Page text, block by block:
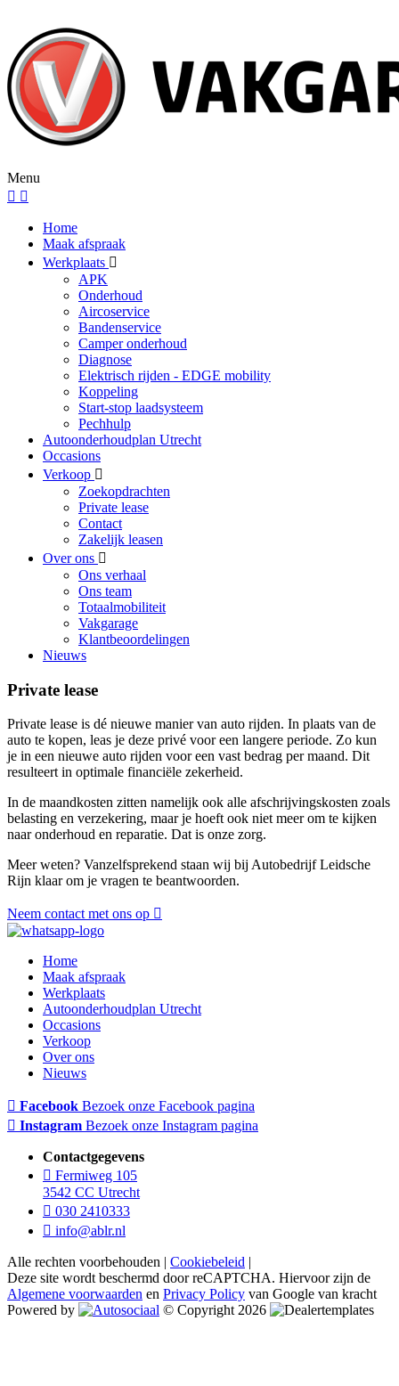
Menu
Home
Maak afspraak
Werkplaats
APK
Onderhoud
Aircoservice
Bandenservice
Camper onderhoud
Diagnose
Elektrisch rijden - EDGE mobility
Koppeling
Start-stop laadsysteem
Pechhulp
Autoonderhoudplan Utrecht
Occasions
Verkoop
Zoekopdrachten
Private lease
Contact
Zakelijk leasen
Over ons
Ons verhaal
Ons team
Totaalmobiliteit
Vakgarage
Klantbeoordelingen
Nieuws
Private lease
Private lease is dé nieuwe manier van auto rijden. In plaats van de
auto te kopen, leas je deze privé voor een langere periode. Zo kun
je in een nieuwe auto rijden voor een vast bedrag per maand. Dit
resulteert in optimale financiële zekerheid.
In de maandkosten zitten namelijk ook alle afschrijvingskosten zoals
belasting en verzekering, maar je hoeft ook niet meer om te kijken
naar onderhoud en reparatie. Dat is onze zorg.
Meer weten? Vanzelfsprekend staan wij bij Autobedrijf Leidsche
Rijn klaar om je vragen te beantwoorden.
Neem contact met ons op
Home
Maak afspraak
Werkplaats
Autoonderhoudplan Utrecht
Occasions
Verkoop
Over ons
Nieuws
Facebook Bezoek onze Facebook pagina
Instagram Bezoek onze Instagram pagina
Contactgegevens
Fermiweg 105
3542 CC Utrecht
030 2410333
info@ablr.nl
Alle rechten voorbehouden | Cookiebeleid |
Deze site wordt beschermd door reCAPTCHA. Hiervoor zijn de
Algemene voorwaarden en Privacy Policy van Google van kracht
Powered by
© Copyright 2026